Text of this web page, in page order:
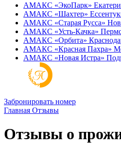
АМАКС «ЭкоПарк»
АМАКС «‎Шахтер»
АМАКС «‎Старая Русса»
АМАКС «‎Усть-Качка»
АМАКС «‎Орбита»
АМАКС «‎Красная Пахра»
АМАКС «‎Новая Истра»
Забронировать номер
Главная Отзывы
Отзывы о